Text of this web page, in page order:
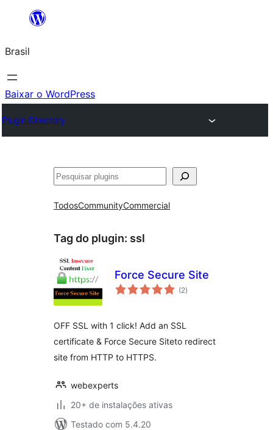
o
conteúdo
Brasil
Baixar o WordPress
Plugin Directory
Pesquisar
TodosCommunityCommercial
Tag do plugin: ssl
Force Secure Site
(2total
de
)
OFF SSL with 1 click! Add an SSL
certificate & Force Secure Siteto redirect
site from HTTP to HTTPS.
webexperts
20+ de instalações ativas
Testado com 5.4.20